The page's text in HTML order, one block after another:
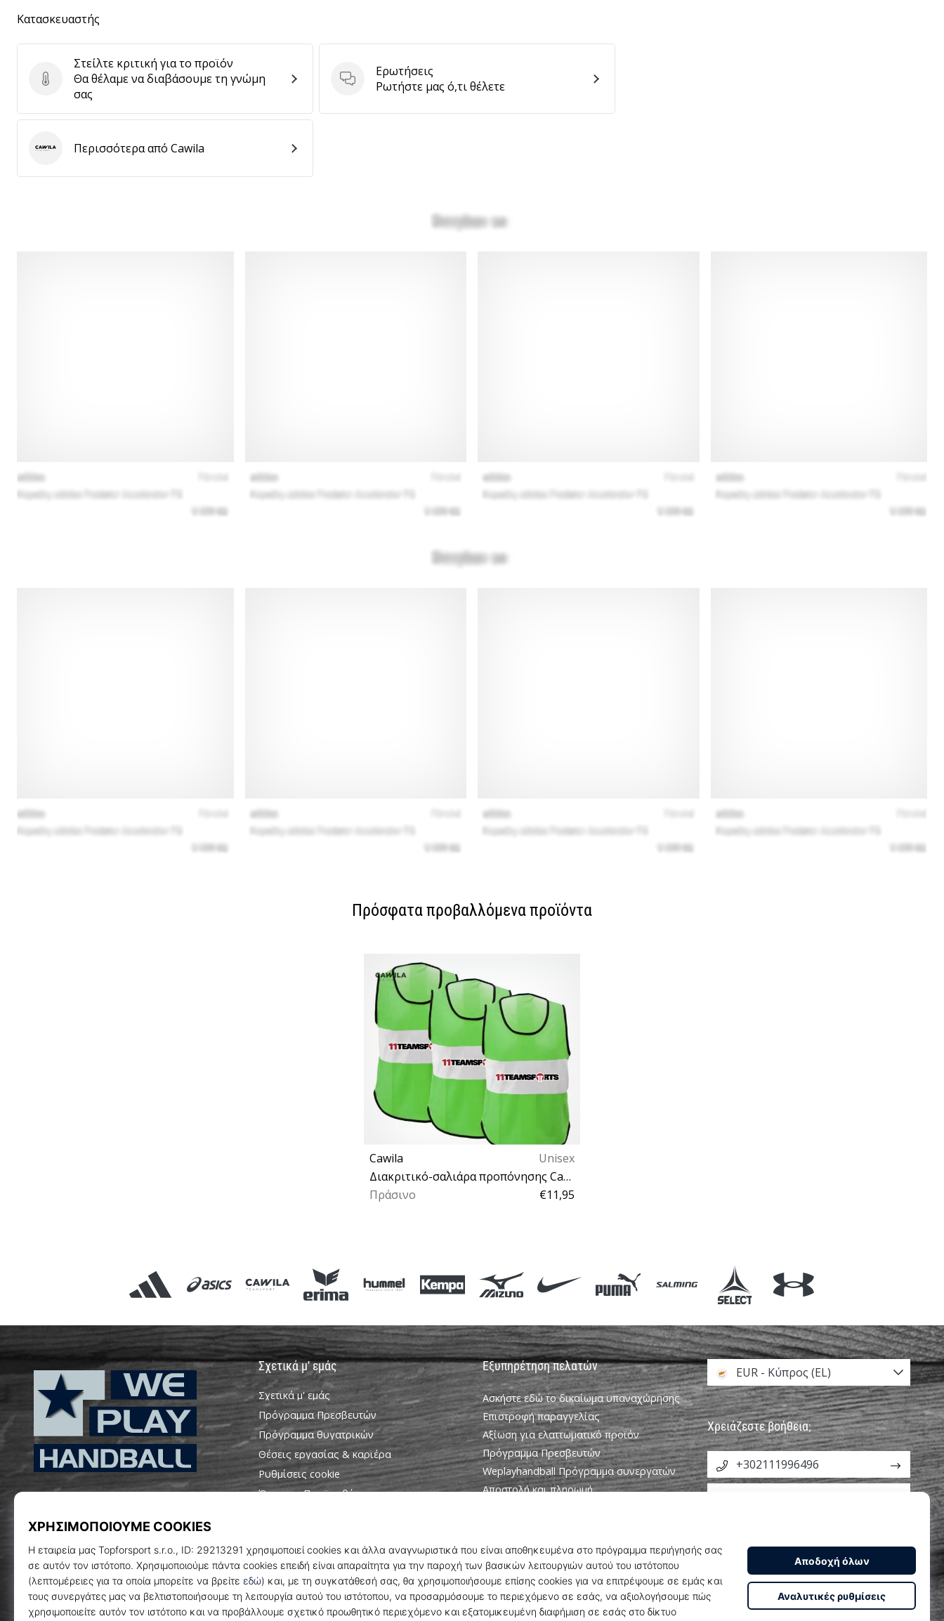
Κατασκευαστής
Στείλτε κριτική για το προϊόν
Στείλτε κριτική για το προϊόν
Θα θέλαμε να διαβάσουμε τη γνώμη
σας
Ερωτήσεις
Ερωτήσεις
Ρωτήστε μας ό,τι θέλετε
CawilaΠερισσότερα από Cawila
Πρόσφατα προβαλλόμενα προϊόντα
Cawila
Unisex
Διακριτικό-σαλιάρα προπόνησης Cawila Bib 11teamsports 3pcs
Πράσινο
€11,95
WePlayHandball.cy
Σχετικά μ' εμάς
Σχετικά μ' εμάς
Πρόγραμμα Πρεσβευτών
Πρόγραμμα θυγατρικών
Θέσεις εργασίας & καριέρα
Ρυθμίσεις cookie
Όροι και Προϋποθέσεις
Εξυπηρέτηση πελατών
Ασκήστε εδώ το δικαίωμα υπαναχώρησης
Επιστροφή παραγγελίας
Αξίωση για ελαττωματικό προϊόν
Πρόγραμμα Πρεσβευτών
Weplayhandball Πρόγραμμα συνεργατών
Αποστολή και πληρωμή
Συχνές ερωτήσεις
Πολιτική απορρήτου
EUR - Κύπρος (EL)
Χρειάζεστε βοήθεια;
+302111996496